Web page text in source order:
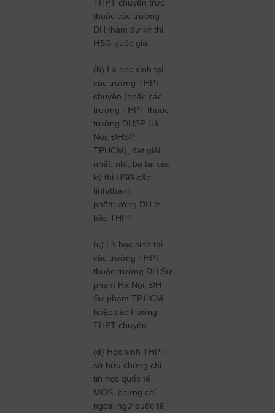
THPT chuyên trực
thuộc các trường
ĐH tham dự kỳ thi
HSG quốc gia.
(b) Là học sinh tại
các trường THPT
chuyên (hoặc các
trường THPT thuộc
trường ĐHSP Hà
Nội, ĐHSP
TPHCM), đạt giải
nhất, nhì, ba tại các
kỳ thi HSG cấp
tỉnh/thành
phố/trường ĐH ở
bậc THPT
(c) Là học sinh tại
các trường THPT
thuộc trường ĐH Sư
phạm Hà Nội, ĐH
Sư phạm TP.HCM
hoặc các trường
THPT chuyên.
(d) Học sinh THPT
sở hữu chứng chỉ
tin học quốc tế
MOS, chứng chỉ
ngoại ngữ quốc tế